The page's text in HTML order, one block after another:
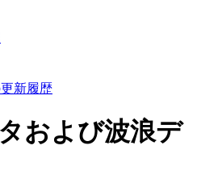
新履歴
および波浪デ